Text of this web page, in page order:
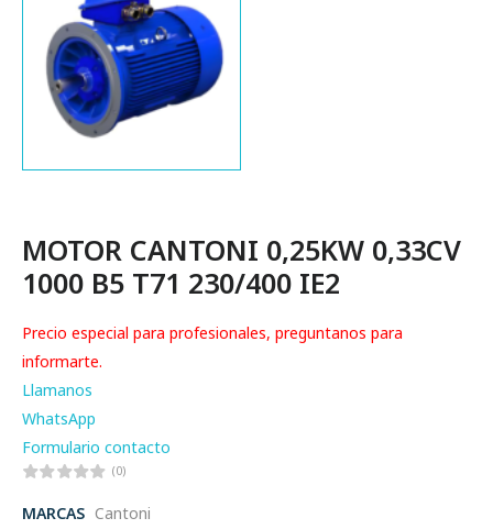
MOTOR CANTONI 0,25KW 0,33CV
1000 B5 T71 230/400 IE2
Precio especial para profesionales, preguntanos para
informarte.
Llamanos
WhatsApp
Formulario contacto
(0)
MARCAS Cantoni